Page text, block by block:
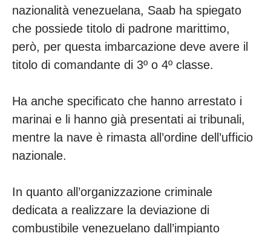
nazionalità venezuelana, Saab ha spiegato
che possiede titolo di padrone marittimo,
però, per questa imbarcazione deve avere il
titolo di comandante di 3º o 4º classe.
Ha anche specificato che hanno arrestato i
marinai e li hanno già presentati ai tribunali,
mentre la nave è rimasta all’ordine dell’ufficio
nazionale.
In quanto all’organizzazione criminale
dedicata a realizzare la deviazione di
combustibile venezuelano dall’impianto